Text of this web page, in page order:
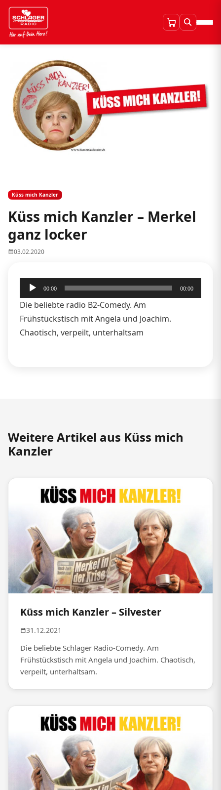
Küss mich Kanzler
Küss mich Kanzler – Merkel
ganz locker
03.02.2020
Audio-
Player
00:00 00:00
Die beliebte radio B2-Comedy. Am
Frühstückstisch mit Angela und Joachim.
Chaotisch, verpeilt, unterhaltsam
Weitere Artikel aus Küss mich
Kanzler
Küss mich Kanzler – Silvester
31.12.2021
Die beliebte Schlager Radio-Comedy. Am
Frühstückstisch mit Angela und Joachim. Chaotisch,
verpeilt, unterhaltsam.